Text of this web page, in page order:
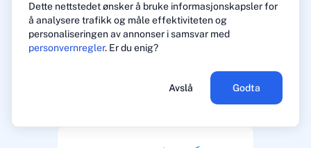
Dette nettstedet ønsker å bruke informasjonskapsler for
å analysere trafikk og måle effektiviteten og
personaliseringen av annonser i samsvar med
personvernregler. Er du enig?
Avslå Godta
vs